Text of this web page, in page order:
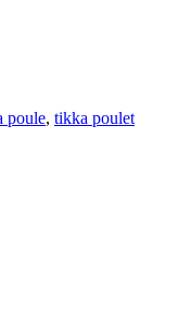
poule, tikka poulet